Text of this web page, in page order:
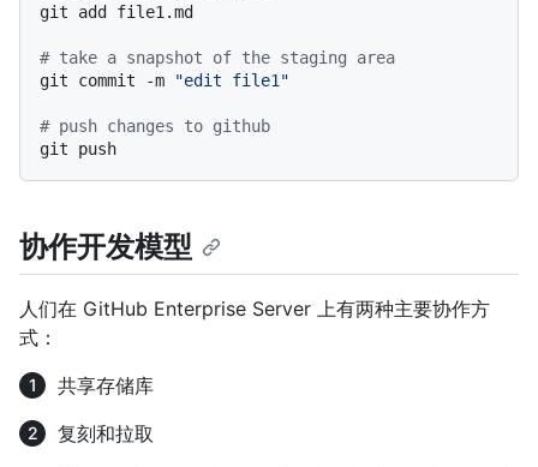
git add file1.md
# take a snapshot of the staging area
git commit -m
"edit file1"
# push changes to github
协作开发模型
人们在 GitHub Enterprise Server 上有两种主要协作方
式：
共享存储库
复刻和拉取